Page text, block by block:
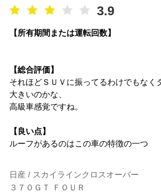
3.9
【所有期間または運転回数】
【総合評価】
それほどＳＵＶに振ってるわけでもなく
大きいのかな、
高級車感覚ですね。
【良い点】
ルーフがあるのはこの車の特徴の一つ
日産 / スカイラインクロスオーバー
３７０ＧＴ ＦＯＵＲ